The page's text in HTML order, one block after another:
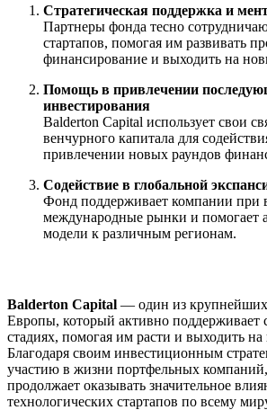
Стратегическая поддержка и
Партнеры фонда тесно
стартапов, помогая им развивать
финансирование и выходить на
Помощь в привлечении
инвестирования
Balderton Capital использует свои
венчурного капитала для
привлечении новых раундов
Содействие в глобальной
Фонд поддерживает компании при
международные рынки и помогает
модели к различным регионам.
Balderton Capital — один из
Европы, который активно поддерживает
стадиях, помогая им расти и выходить
Благодаря своим инвестиционным
участию в жизни портфельных
продолжает оказывать значительное
технологических стартапов по всему